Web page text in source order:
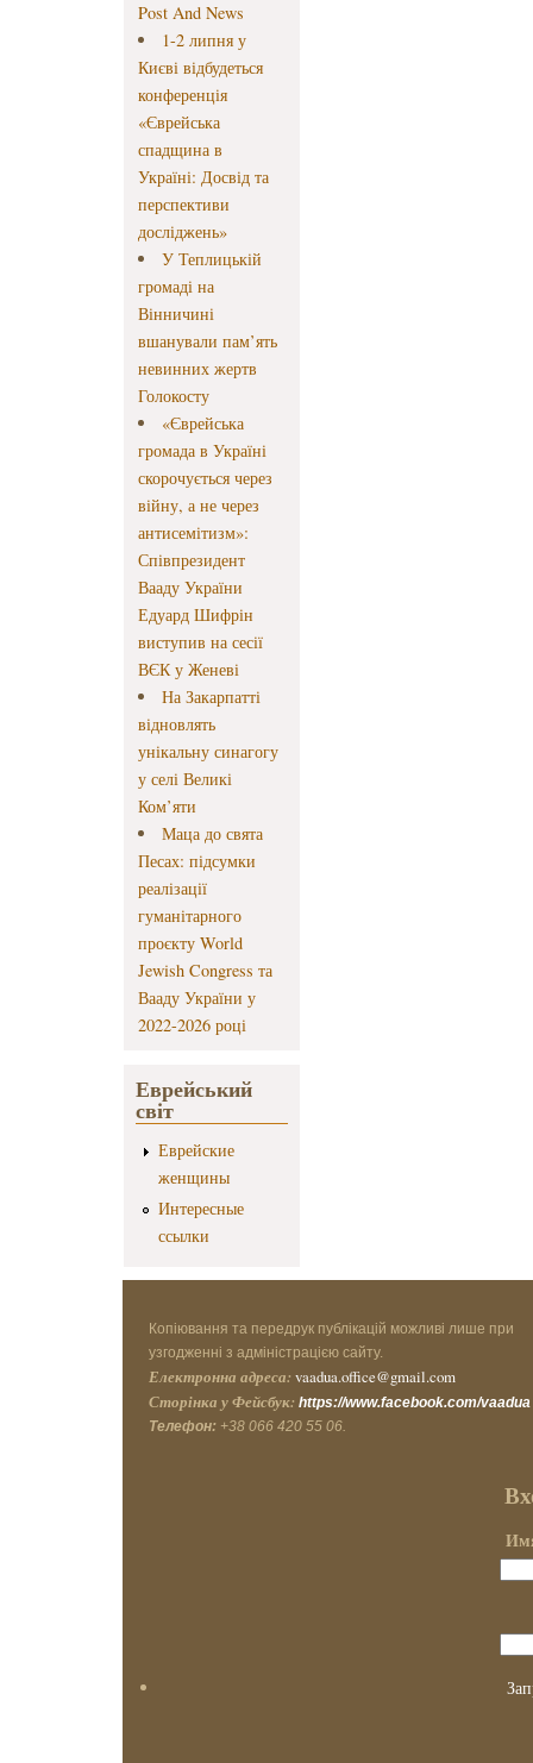
Post And News
1-2 липня у
Києві відбудеться
конференція
«Єврейська
спадщина в
Україні: Досвід та
перспективи
досліджень»
У Теплицькій
громаді на
Вінничині
вшанували пам’ять
невинних жертв
Голокосту
«Єврейська
громада в Україні
скорочується через
війну, а не через
антисемітизм»:
Співпрезидент
Вааду України
Едуард Шифрін
виступив на сесії
ВЄК у Женеві
На Закарпатті
відновлять
унікальну синагогу
у селі Великі
Ком’яти
Маца до свята
Песах: підсумки
реалізації
гуманітарного
проєкту World
Jewish Congress та
Вааду України у
2022-2026 році
Еврейський
світ
Еврейские
женщины
Интересные
ссылки
Копіювання та передрук публікацій можливі лише при
узгодженні з адміністрацією сайту.
Електронна адреса: vaadua.office@gmail.com
Сторінка у Фейсбук: https://www.facebook.com/vaadua
Телефон: +38 066 420 55 06.